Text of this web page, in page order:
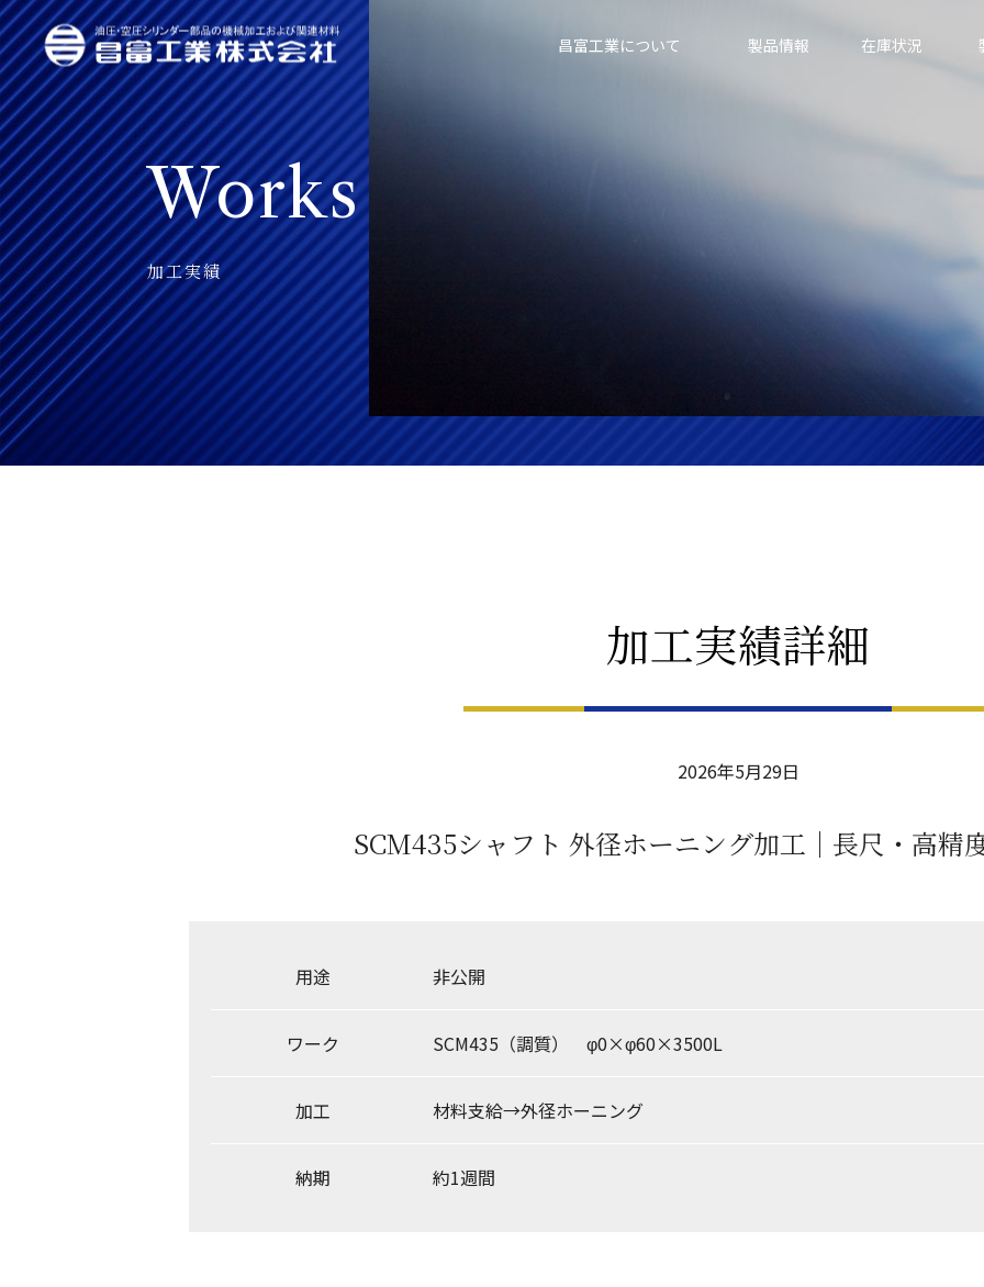
昌富工業について 製品情報 在庫状況
Works
加工実績
加工実績詳細
2026年5月29日
SCM435シャフト 外径ホーニング加工｜長尺・高精
用途 非公開
ワーク SCM435（調質） φ0×φ60×3500L
加工 材料支給→外径ホーニング
納期 約1週間